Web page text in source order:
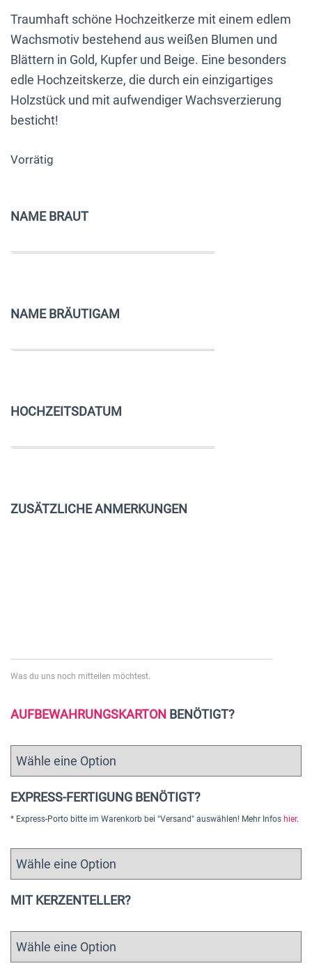
Traumhaft schöne Hochzeitkerze mit einem edlem
Wachsmotiv bestehend aus weißen Blumen und
Blättern in Gold, Kupfer und Beige. Eine besonders
edle Hochzeitskerze, die durch ein einzigartiges
Holzstück und mit aufwendiger Wachsverzierung
besticht!
Vorrätig
NAME BRAUT
NAME BRÄUTIGAM
HOCHZEITSDATUM
ZUSÄTZLICHE ANMERKUNGEN
Was du uns noch mitteilen möchtest.
AUFBEWAHRUNGSKARTON BENÖTIGT?
EXPRESS-FERTIGUNG BENÖTIGT?
* Express-Porto bitte im Warenkorb bei "Versand" auswählen! Mehr Infos hier.
MIT KERZENTELLER?